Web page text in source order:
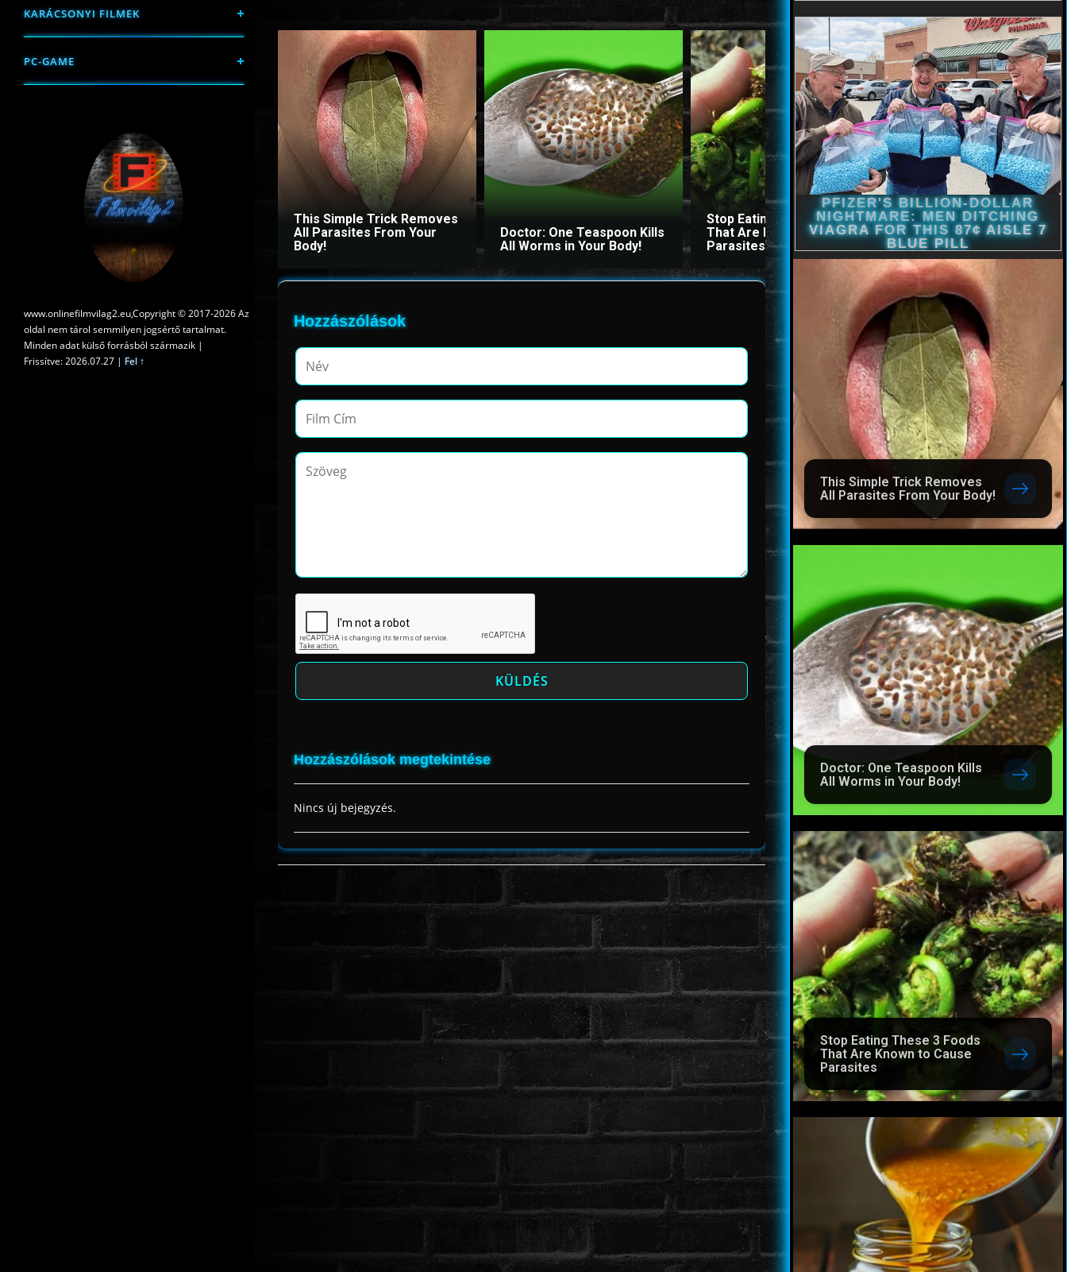
KARÁCSONYI FILMEK
PC-GAME
www.onlinefilmvilag2.eu,Copyright © 2017-2026 Az
oldal nem tárol semmilyen jogsértő tartalmat.
Minden adat külső forrásból származik |
Frissítve: 2026.07.27 | Fel ↑
This Simple Trick Removes
All Parasites From Your
Body!
Doctor: One Teaspoon Kills
All Worms in Your Body!
Stop Eating These 3 Foods
That Are Known to Cause
Parasites
The Stool Will Fly Out
Immediately If You Drink
Before Bed
Hozzászólások
Hozzászólások megtekintése
Nincs új bejegyzés.
This Simple Trick Removes
All Parasites From Your Body!
Doctor: One Teaspoon Kills
All Worms in Your Body!
Stop Eating These 3 Foods
That Are Known to Cause
Parasites